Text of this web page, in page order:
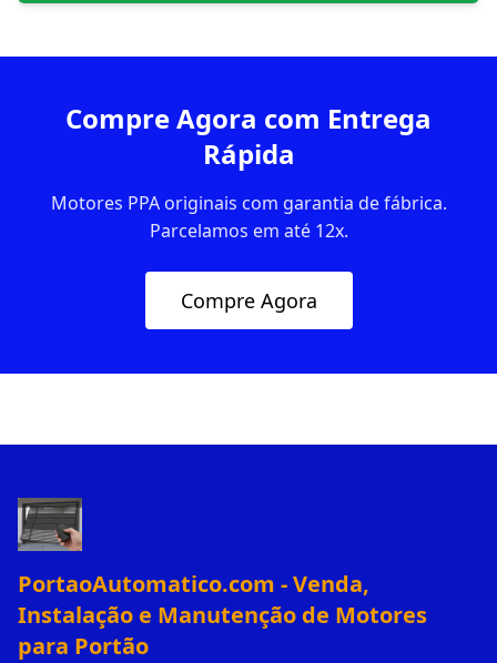
Compre Agora com Entrega
Rápida
Motores PPA originais com garantia de fábrica.
Parcelamos em até 12x.
Compre Agora
PortaoAutomatico.com - Venda,
Instalação e Manutenção de Motores
para Portão